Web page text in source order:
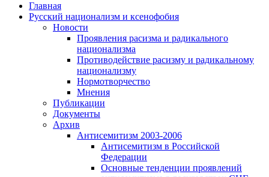
Главная
Русский национализм и ксенофобия
Новости
Проявления расизма и радикального
национализма
Противодействие расизму и радикальному
национализму
Нормотворчество
Мнения
Публикации
Документы
Архив
Антисемитизм 2003-2006
Антисемитизм в Российской
Федерации
Основные тенденции проявлений